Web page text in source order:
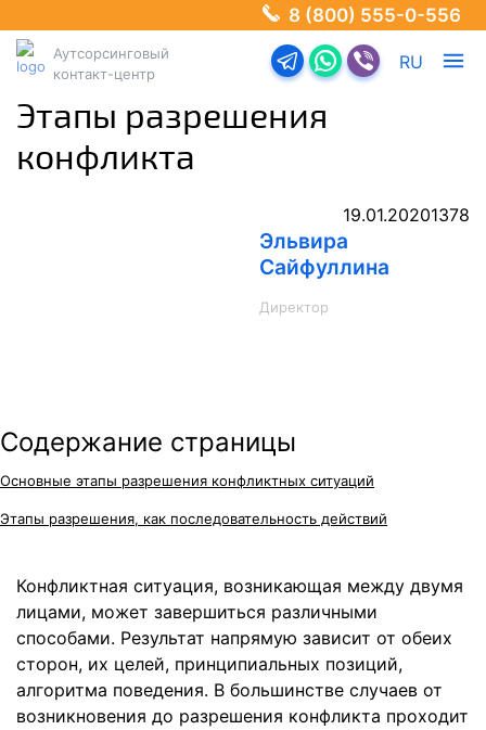
8 (800) 555-0-556
Аутсорсинговый
контакт-центр
Перейти в телеграм-
Перейти в Ватсап
Перейти в
RU
Этапы разрешения
конфликта
19.01.20201378
Эльвира
Сайфуллина
Директор
Содержание страницы
Основные этапы разрешения конфликтных ситуаций
Этапы разрешения, как последовательность действий
Конфликтная ситуация, возникающая между двумя
лицами, может завершиться различными
способами. Результат напрямую зависит от обеих
сторон, их целей, принципиальных позиций,
алгоритма поведения. В большинстве случаев от
возникновения до разрешения конфликта проходит